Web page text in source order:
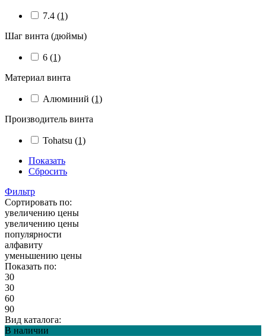
7.4 (1)
Шаг винта (дюймы)
6 (1)
Материал винта
Алюминий (1)
Производитель винта
Tohatsu (1)
Показать
Сбросить
Фильтр
Сортировать по:
увеличению цены
увеличению цены
популярности
алфавиту
уменьшению цены
Показать по:
30
30
60
90
Вид каталога:
В наличии